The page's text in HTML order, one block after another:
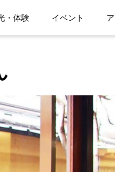
・体験 イベント